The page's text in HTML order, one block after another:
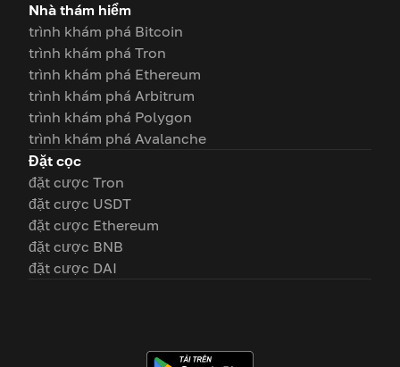
Nhà thám hiểm
trình khám phá Bitcoin
trình khám phá Tron
trình khám phá Ethereum
trình khám phá Arbitrum
trình khám phá Polygon
trình khám phá Avalanche
Đặt cọc
đặt cược Tron
đặt cược USDT
đặt cược Ethereum
đặt cược BNB
đặt cược DAI